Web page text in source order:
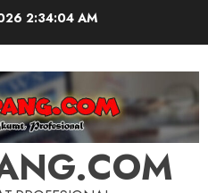
2:34:05 AM